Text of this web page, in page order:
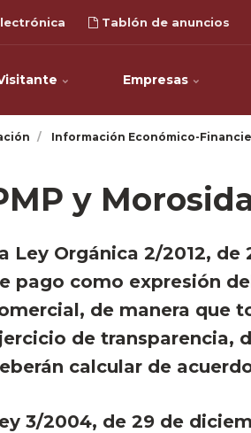
Tablón de anuncios
Empresas
Información Económico-
y
Ley Orgánica 2/2012,
pago como expresión
de manera que
de transparencia,
calcular de
3/2004, de 29 de